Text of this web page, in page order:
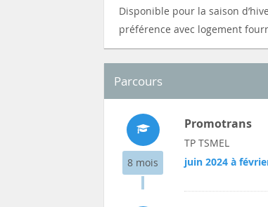
Disponible pour la saison
préférence avec logement
Parcours
8 mois
Promotrans
TP TSMEL
juin 2024 à